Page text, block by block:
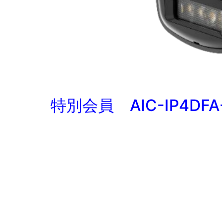
特別会員 AIC-